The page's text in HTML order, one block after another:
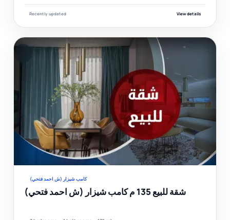
Recently updated View details
كامب شيزار (ش احمد فتحي)
شقة للبيع 135 م كامب شيزار (ش احمد فتحي)